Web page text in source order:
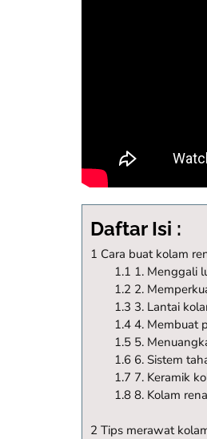
Daftar Isi :
1 Cara buat kolam
1.1 1. Menggali
1.2 2.
1.3 3. Lantai
1.4 4. Membuat
1.5 5.
1.6 6. Sistem
1.7 7. Keramik
1.8 8. Kolam
2 Tips merawat